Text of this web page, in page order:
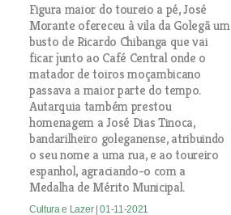
Figura maior do toureio a pé, José
Morante ofereceu à vila da Golegã um
busto de Ricardo Chibanga que vai
ficar junto ao Café Central onde o
matador de toiros moçambicano
passava a maior parte do tempo.
Autarquia também prestou
homenagem a José Dias Tinoca,
bandarilheiro goleganense, atribuindo
o seu nome a uma rua, e ao toureiro
espanhol, agraciando-o com a
Medalha de Mérito Municipal.
Cultura e Lazer | 01-11-2021